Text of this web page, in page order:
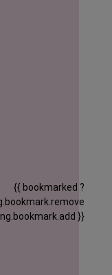
{{ bookmarked ?
}}